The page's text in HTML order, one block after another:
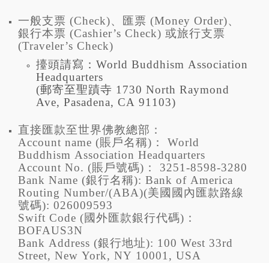
一般支票 (Check)、匯票 (Money Order)、
銀行本票 (Cashier’s Check) 或旅行支票
(Traveler’s Check)
擡頭請寫：World Buddhism Association
Headquarters
(郵寄至聖蹟寺 1730 North Raymond
Ave, Pasadena, CA 91103)
直接匯款至世界佛教總部：
Account name (賬戶名稱)： World
Buddhism Association Headquarters
Account No. (賬戶號碼)： 3251-8598-3280
Bank Name (銀行名稱): Bank of America
Routing Number/(ABA)(美國國內匯款路線
號碼): 026009593
Swift Code (國外匯款銀行代碼)：
BOFAUS3N
Bank Address (銀行地址): 100 West 33rd
Street, New York, NY 10001, USA